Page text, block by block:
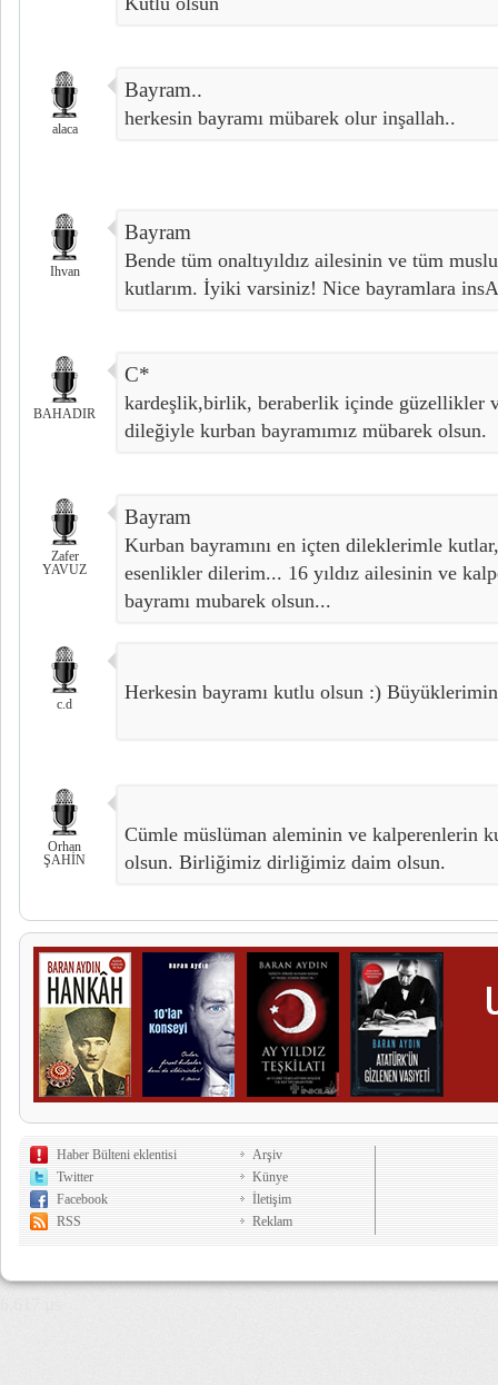
alaca
Bayram..
herkesin bayramı mübarek olur inşallah..
Ihvan
Bayram
Bende tüm onaltıyıldız ailesinin ve tüm
kutlarım. İyiki varsiniz! Nice bayramlara
BAHADIR
C*
kardeşlik,birlik, beraberlik içinde güzellikler
dileğiyle kurban bayramımız mübarek olsun.
Zafer
YAVUZ
Bayram
Kurban bayramını en içten dileklerimle
esenlikler dilerim... 16 yıldız ailesinin ve
bayramı mubarek olsun...
c.d
Herkesin bayramı kutlu olsun :)
Orhan
ŞAHİN
Cümle müslüman aleminin ve kalperenlerin
olsun. Birliğimiz dirliğimiz daim olsun.
Haber Bülteni eklentisi
Twitter
Facebook
RSS
Arşiv
Künye
İletişim
Reklam